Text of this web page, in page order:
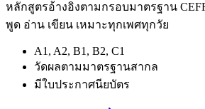
หลักสูตรอ้างอิงตามกรอบมาตรฐาน
พูด อ่าน เขียน เหมาะทุกเพศทุกวัย
A1, A2, B1, B2, C1
วัดผลตามมาตรฐานสากล
มีใบประกาศนียบัตร